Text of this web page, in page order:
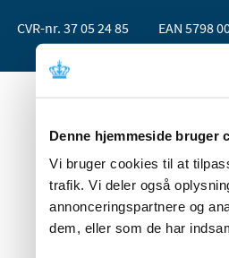
Denne hjemmeside bruger
Vi bruger cookies til at
trafik. Vi deler også
annonceringspartnere og
dem, eller som de har
CVR-nr. 37 05 24 85 EAN 5798